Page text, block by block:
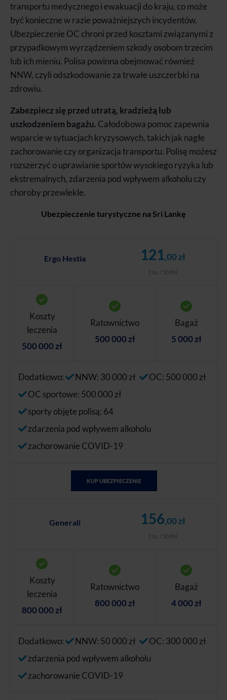
transportu medycznego i ewakuacji do kraju, co może
być konieczne w razie poważniejszych incydentów.
Ubezpieczenie OC chroni przed kosztami związanymi z
przypadkowym wyrządzeniem szkody osobom trzecim
lub ich mieniu. Polisa powinna obejmować również
NNW, czyli odszkodowanie za trwałe uszczerbki na
zdrowiu.
Zabezpiecz się przed utratą, kradzieżą lub
uszkodzeniem bagażu. Całodobowa pomoc zapewnia
wsparcie w sytuacjach kryzysowych, takich jak nagłe
zachorowanie czy organizacja transportu. Polisę możesz
rozszerzyć o uprawianie sportów wysokiego ryzyka lub
ekstremalnych, zdarzenia pod wpływem alkoholu czy
choroby przewlekle.
Ubezpieczenie turystyczne na Sri Lankę
Ergo Hestia 121,00 zł
1 os. / 10 dni
Koszty
leczenia
500 000 zł
Ratownictwo
500 000 zł
Bagaż
5 000 zł
Dodatkowo: NNW: 30 000 zł
OC: 500 000 zł
OC sportowe: 500 000 zł
sporty objęte polisą: 64
zdarzenia pod wpływem alkoholu
zachorowanie COVID-19
KUP UBEZPIECZENIE
Generali 156,00 zł
1 os. / 10 dni
Koszty
leczenia
800 000 zł
Ratownictwo
800 000 zł
Bagaż
4 000 zł
Dodatkowo: NNW: 50 000 zł
OC: 300 000 zł
zdarzenia pod wpływem alkoholu
zachorowanie COVID-19